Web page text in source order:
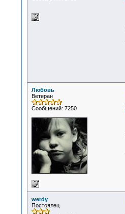
Любовь
Ветеран
Сообщений: 7250
werdy
Постоялец